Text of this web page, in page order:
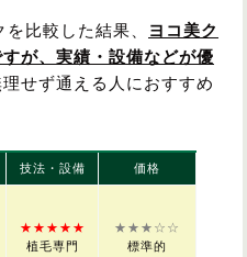
比較した結果、 ヨコ美ク
が、実績・設備などが優
せず通える人におすすめ
技法・設備 価格
★★★★★
植毛専門
★★★☆☆
標準的